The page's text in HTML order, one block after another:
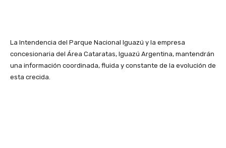
La Intendencia del Parque Nacional Iguazú y la empresa
concesionaria del Área Cataratas, Iguazú Argentina, mantendrán
una información coordinada, fluida y constante de la evolución de
esta crecida.